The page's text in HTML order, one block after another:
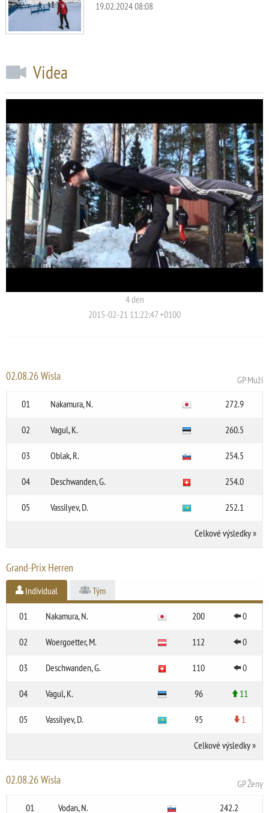
19.02.2024 08:08
Videa
4 den
2015-02-21 11:22:47 +0100
02.08.26 Wisla
GP Muži
01
Nakamura, N. 272.9
02 Vagul, K. 260.5
03 Oblak, R. 254.5
04 Deschwanden, G. 254.0
05 Vassilyev, D. 252.1
Celkové výsledky»
Grand-Prix Herren
Individual Tým
01 Nakamura, N. 200 0
02 Woergoetter, M. 112 0
03 Deschwanden, G. 110 0
04 Vagul, K. 96 11
05 Vassilyev, D. 95 1
Celkové výsledky»
02.08.26 Wisla
GP Ženy
01
Vodan, N. 242.2